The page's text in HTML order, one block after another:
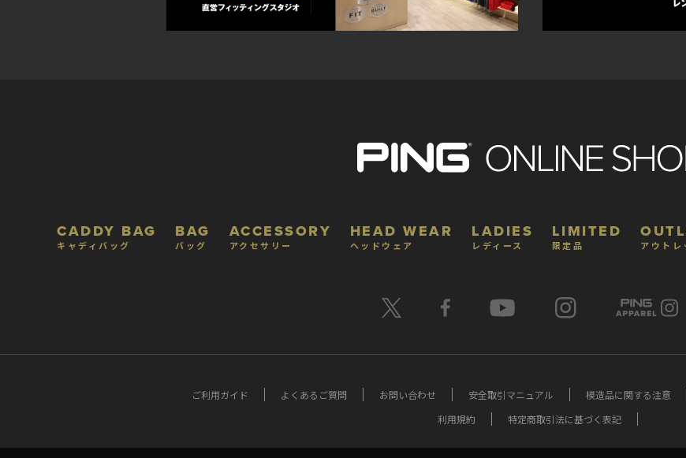
CADDY BAG
キャディバッグ
BAG
バッグ
ACCESSORY
アクセサリー
HEAD WEAR
ヘッドウェア
LADIES
レディース
LIMITED
限定品 アウトレ
ご利用ガイド よくあるご質問 お問い合わせ 安全取引マニュアル 模造品に関する注意
利用規約
特定商取引法に基づく表記